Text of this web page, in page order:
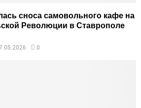
сноса самовольного кафе на
Революции в Ставрополе
0